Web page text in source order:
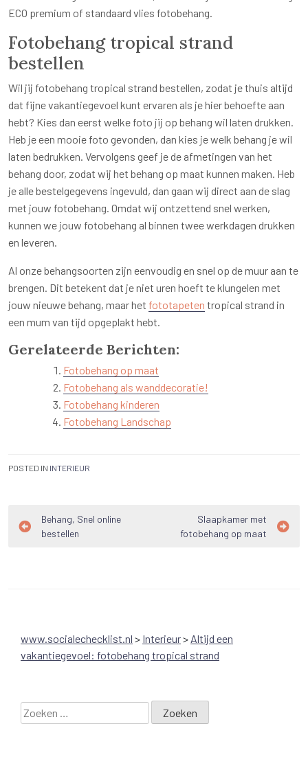
ECO premium of standaard vlies fotobehang.
Fotobehang tropical strand
bestellen
Wil jij fotobehang tropical strand bestellen, zodat je thuis altijd
dat fijne vakantiegevoel kunt ervaren als je hier behoefte aan
hebt? Kies dan eerst welke foto jij op behang wil laten drukken.
Heb je een mooie foto gevonden, dan kies je welk behang je wil
laten bedrukken. Vervolgens geef je de afmetingen van het
behang door, zodat wij het behang op maat kunnen maken. Heb
je alle bestelgegevens ingevuld, dan gaan wij direct aan de slag
met jouw fotobehang. Omdat wij ontzettend snel werken,
kunnen we jouw fotobehang al binnen twee werkdagen drukken
en leveren.
Al onze behangsoorten zijn eenvoudig en snel op de muur aan te
brengen. Dit betekent dat je niet uren hoeft te klungelen met
jouw nieuwe behang, maar het fototapeten tropical strand in
een mum van tijd opgeplakt hebt.
Gerelateerde Berichten:
Fotobehang op maat
Fotobehang als wanddecoratie!
Fotobehang kinderen
Fotobehang Landschap
POSTED IN INTERIEUR
Bericht
navigatie
Behang, Snel online
bestellen
Slaapkamer met
fotobehang op maat
www.socialechecklist.nl > Interieur> Altijd een
vakantiegevoel: fotobehang tropical strand
Zoeken
naar: